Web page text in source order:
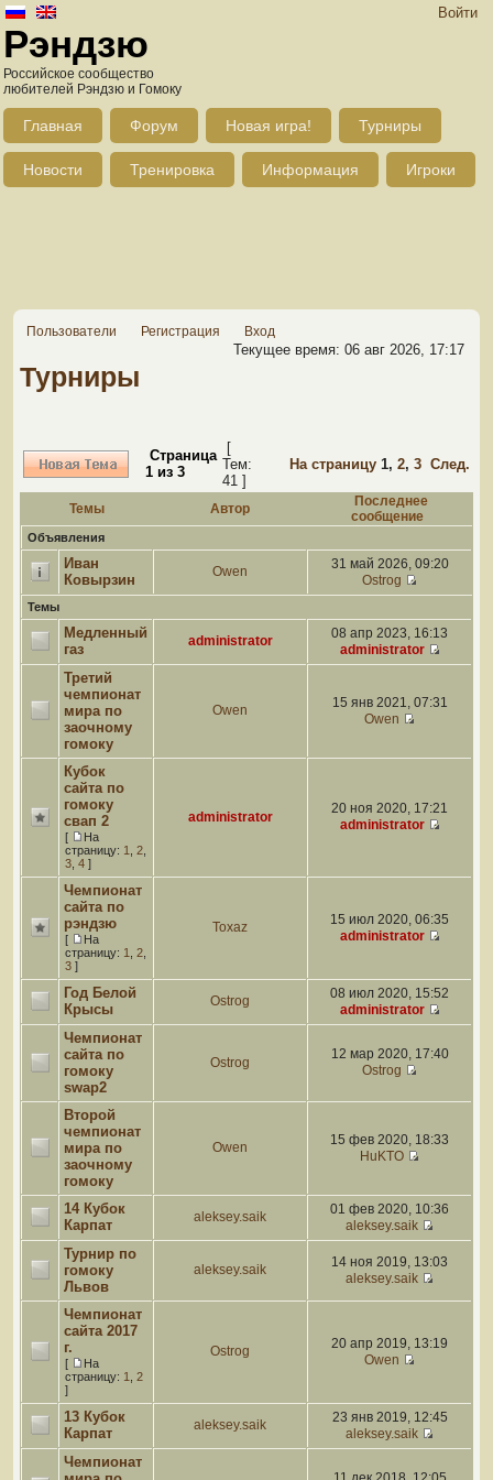
Войти
Рэндзю
Российское сообщество
любителей Рэндзю и Гомоку
Главная Форум Новая игра! Турниры
Новости Тренировка Информация Игроки
Пользователи Регистрация Вход
Текущее время: 06 авг 2026, 17:17
Турниры
Страница
1 из 3
[
Тем:
41 ]
На страницу 1, 2, 3 След.
Темы Автор
Последнее
сообщение
Объявления
Иван
Ковырзин
Owen
31 май 2026, 09:20
Ostrog
Темы
Медленный
газ
administrator
08 апр 2023, 16:13
administrator
Третий
чемпионат
мира по
заочному
гомоку
Owen
15 янв 2021, 07:31
Owen
Кубок
сайта по
гомоку
свап 2
[
На
страницу: 1 2
3 4 ]
administrator
20 ноя 2020, 17:21
administrator
Чемпионат
сайта по
рэндзю
[
На
страницу: 1 2
3 ]
Toxaz
15 июл 2020, 06:35
administrator
Год Белой
Крысы
Ostrog
08 июл 2020, 15:52
administrator
Чемпионат
сайта по
гомоку
swap2
Ostrog
12 мар 2020, 17:40
Ostrog
Второй
чемпионат
мира по
заочному
гомоку
Owen
15 фев 2020, 18:33
HuKTO
14 Кубок
Карпат
aleksey.saik
01 фев 2020, 10:36
aleksey.saik
Турнир по
гомоку
Львов
aleksey.saik
14 ноя 2019, 13:03
aleksey.saik
Чемпионат
сайта 2017
г.
[
На
страницу: 1
2
]
Ostrog
20 апр 2019, 13:19
Owen
13 Кубок
Карпат
aleksey.saik
23 янв 2019, 12:45
aleksey.saik
Чемпионат